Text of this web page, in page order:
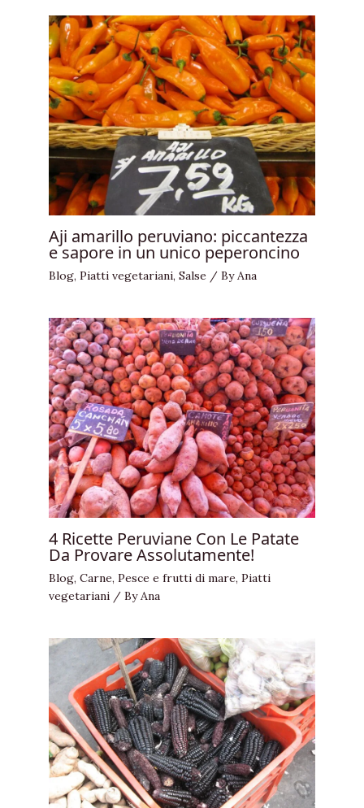
Aji amarillo peruviano: piccantezza
e sapore in un unico peperoncino
Blog, Piatti vegetariani, Salse / By Ana
4 Ricette Peruviane Con Le Patate
Da Provare Assolutamente!
Blog, Carne, Pesce e frutti di mare, Piatti
vegetariani / By Ana